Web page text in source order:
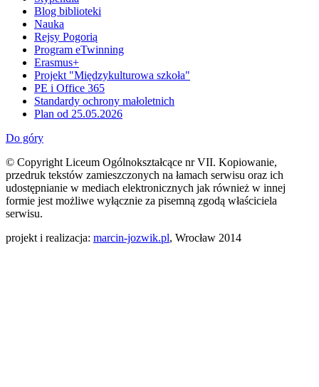
Blog biblioteki
Nauka
Rejsy Pogorią
Program eTwinning
Erasmus+
Projekt "Międzykulturowa szkoła"
PE i Office 365
Standardy ochrony małoletnich
Plan od 25.05.2026
Do góry
© Copyright Liceum Ogólnokształcące nr VII. Kopiowanie,
przedruk tekstów zamieszczonych na łamach serwisu oraz ich
udostępnianie w mediach elektronicznych jak również w innej
formie jest możliwe wyłącznie za pisemną zgodą właściciela
serwisu.
projekt i realizacja: marcin-jozwik.pl, Wrocław 2014